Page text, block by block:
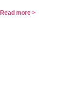
Read more >